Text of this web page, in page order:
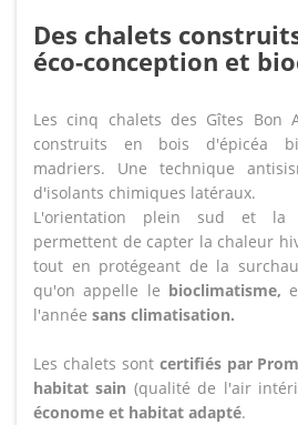
Des chalets
éco-conception et
Les cinq chalets des Gîtes Bon
construits en bois d'épicéa
madriers. Une technique
d'isolants chimiques latéraux.
L'orientation plein sud et la
permettent de capter la chaleur
tout en protégeant de la
qu'on appelle le bioclimatisme,
l'année sans climatisation.
Les chalets sont certifiés par
habitat sain (qualité de l'air
économe et habitat adapté.